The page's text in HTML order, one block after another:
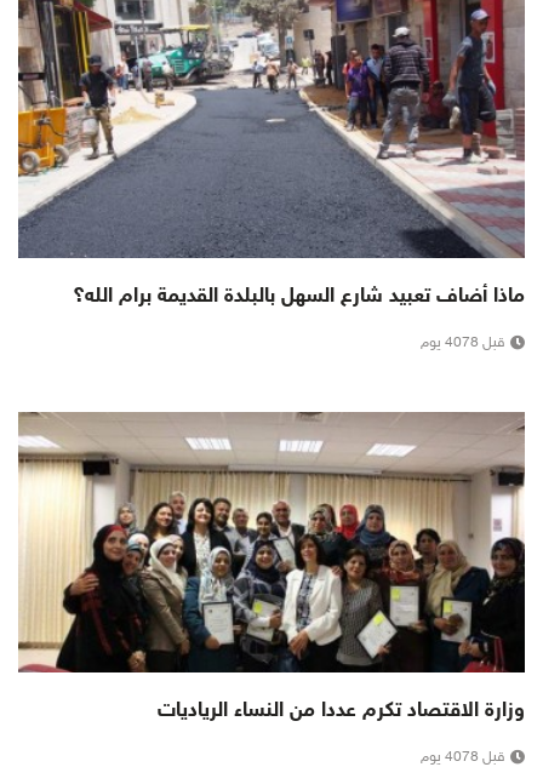
ماذا أضاف تعبيد شارع السهل بالبلدة القديمة برام الله؟
قبل 4078 يوم
وزارة الاقتصاد تكرم عددا من النساء الرياديات
قبل 4078 يوم